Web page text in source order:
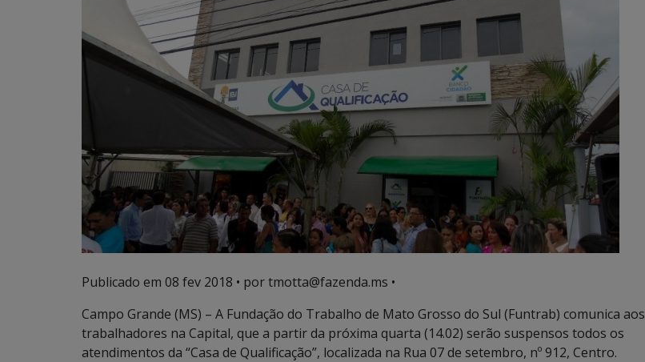
Publicado em 08 fev 2018 • por tmotta@fazenda.ms •
Campo Grande (MS) – A Fundação do Trabalho de Mato Grosso do Sul (Funtrab) comunica aos
trabalhadores na Capital, que a partir da próxima quarta (14.02) serão suspensos todos os
atendimentos da “Casa de Qualificação”, localizada na Rua 07 de setembro, nº 912, Centro.